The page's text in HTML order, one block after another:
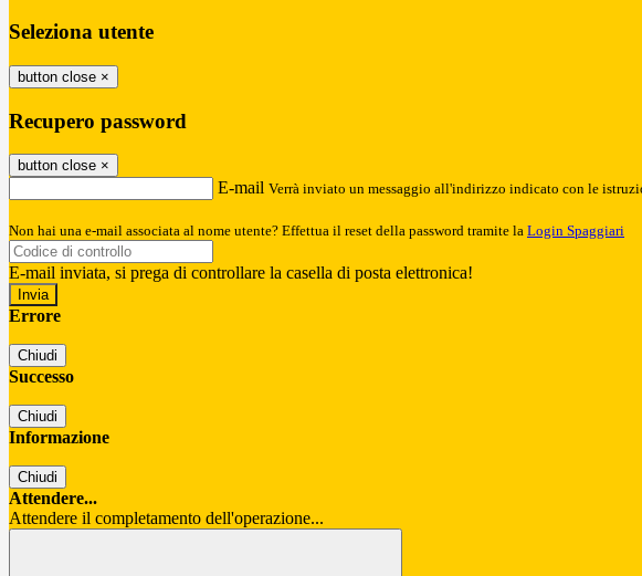
Seleziona utente
button close ×
Recupero password
button close ×
E-mail Verrà inviato un messaggio all'indirizzo indicato con le
Non hai una e-mail associata al nome utente? Effettua il reset della password tramite la Login Spaggiari
E-mail inviata, si prega di controllare la casella di posta elettronica!
Errore
Chiudi
Successo
Chiudi
Informazione
Chiudi
Attendere...
Attendere il completamento dell'operazione...